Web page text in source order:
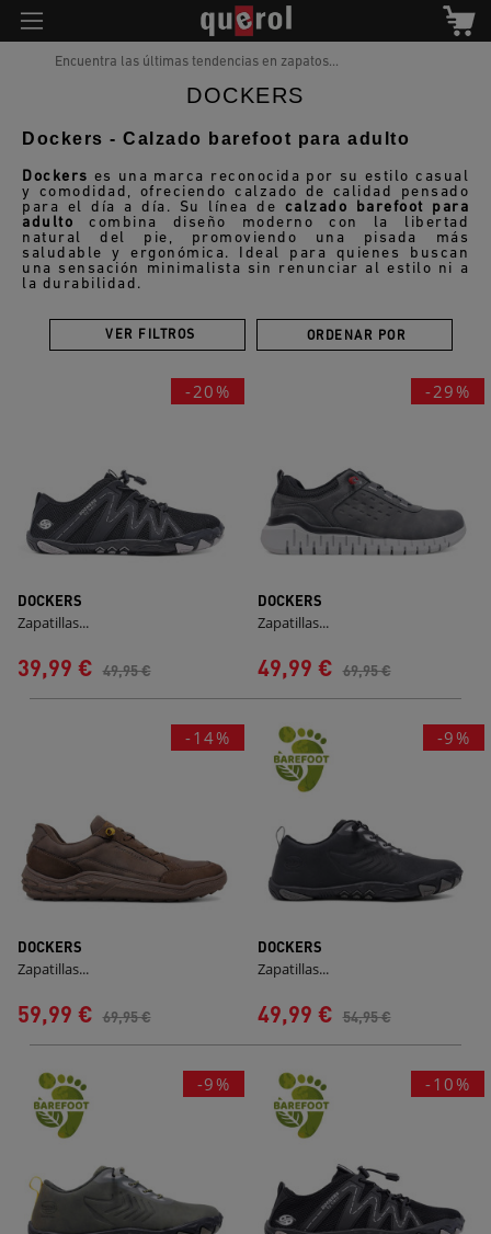
Encuentra las últimas tendencias en zapatos...
DOCKERS
Dockers - Calzado barefoot para adulto
Dockers es una marca reconocida por su estilo casual
y comodidad, ofreciendo calzado de calidad pensado
para el día a día. Su línea de calzado barefoot para
adulto combina diseño moderno con la libertad
natural del pie, promoviendo una pisada más
saludable y ergonómica. Ideal para quienes buscan
una sensación minimalista sin renunciar al estilo ni a
la durabilidad.
VER FILTROS ORDENAR POR
-20%
DOCKERS
Zapatillas...
39,99 € 49,95 €
-29%
DOCKERS
Zapatillas...
49,99 € 69,95 €
-14%
DOCKERS
Zapatillas...
59,99 € 69,95 €
-9%
DOCKERS
Zapatillas...
49,99 € 54,95 €
-9% -10%